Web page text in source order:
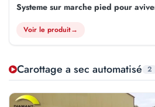
Systeme sur marche pied pour
Voir le produit→
Carottage a sec automatisé 2